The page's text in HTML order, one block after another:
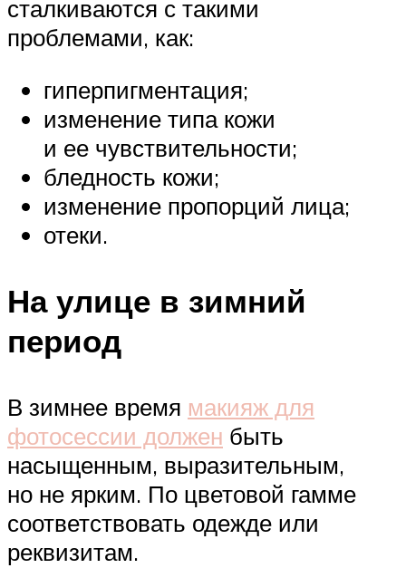
сталкиваются с такими
проблемами, как:
гиперпигментация;
изменение типа кожи
и ее чувствительности;
бледность кожи;
изменение пропорций лица;
отеки.
На улице в зимний
период
В зимнее время макияж для
фотосессии должен быть
насыщенным, выразительным,
но не ярким. По цветовой гамме
соответствовать одежде или
реквизитам.